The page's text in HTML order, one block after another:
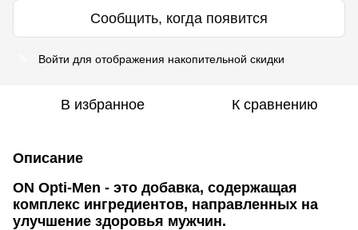
Сообщить, когда появится
Войти для отображения накопительной скидки
В избранное К сравнению
Описание
ON Opti-Men - это добавка, содержащая
комплекс ингредиентов, направленных на
улучшение здоровья мужчин.